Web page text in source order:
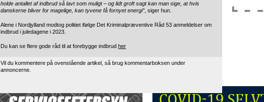
holde antallet af indbrud så lavt som muligt – og lidt groft sagt kan man sige, at hvis
danskerne bliver for magelige, kan tyvene få fornyet energi” , siger hun.
Alene i Nordjylland modtog politiet ifølge Det Kriminalpræventive Råd 53 anmeldelser om
indbrud i juledagene i 2023.
Du kan se flere gode råd til at forebygge indbrud her
Vil du kommentere på ovenstående artikel, så brug kommentarboksen under
annoncerne.